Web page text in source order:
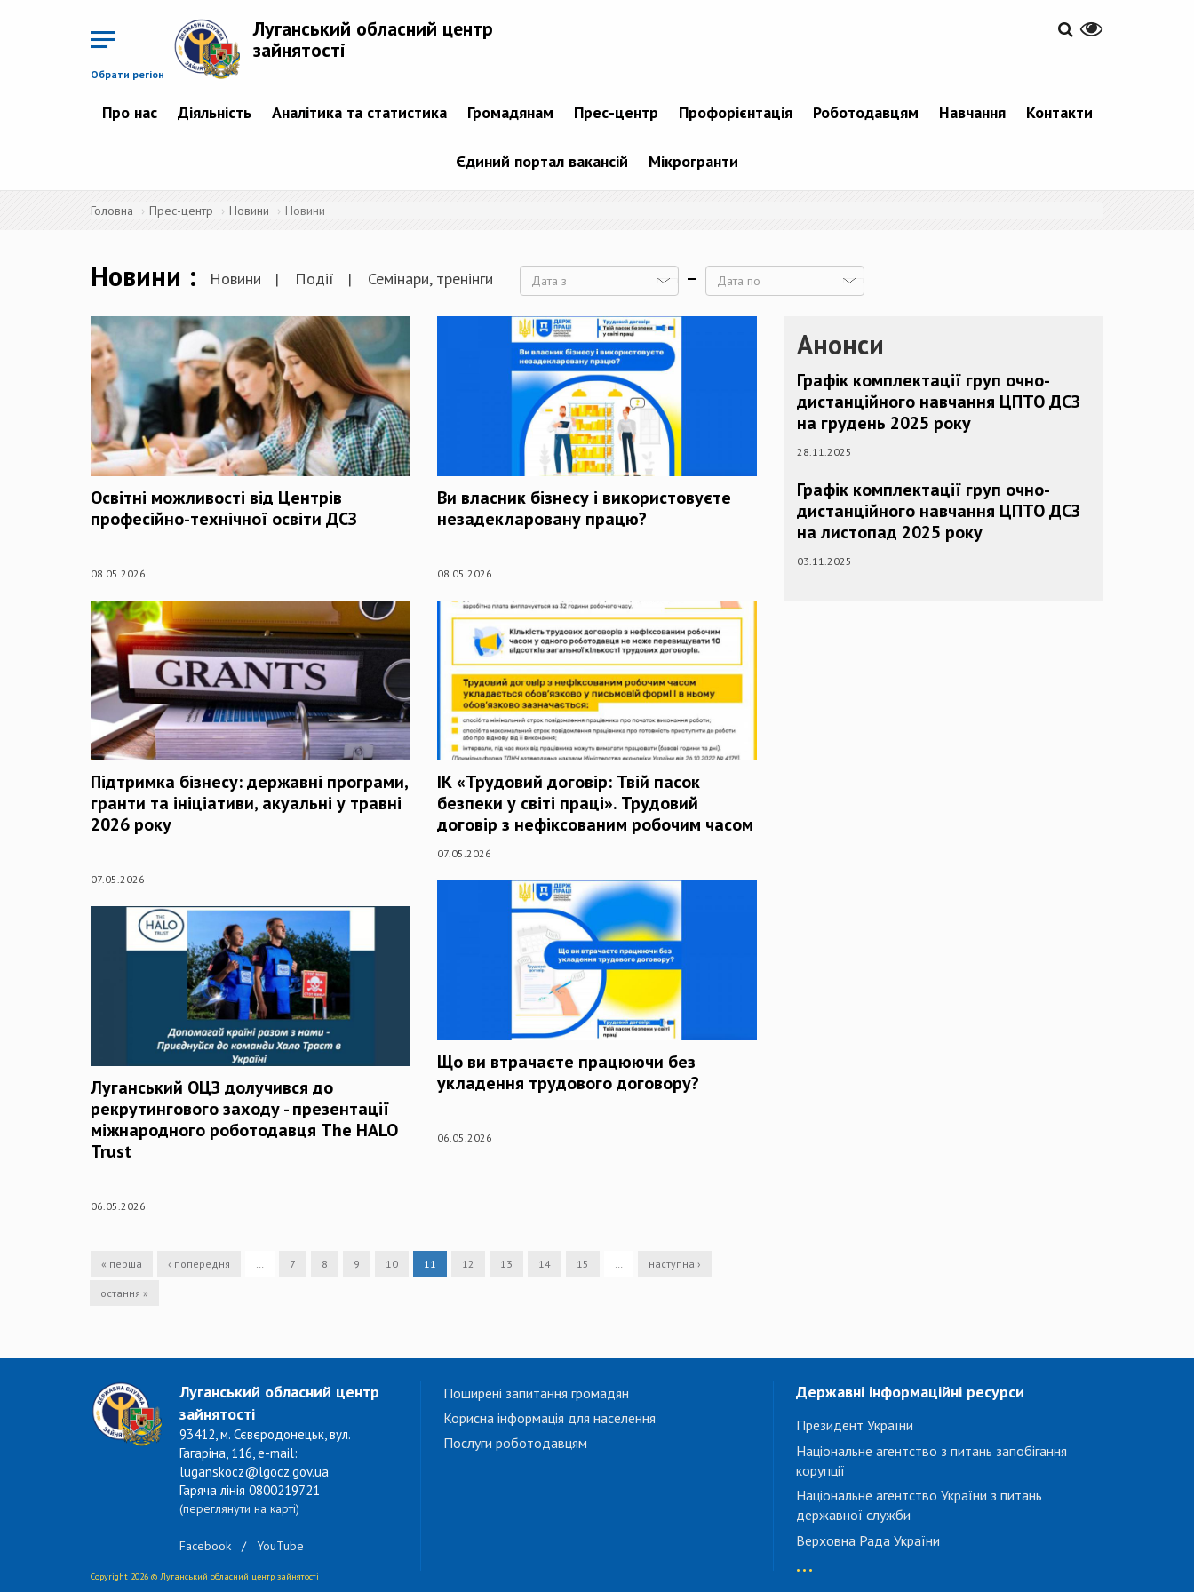
Обрати регіон
Луганський обласний центр
зайнятості
Про нас Діяльність Аналітика та статистика Громадянам Прес-центр Профорієнтація Роботодавцям Навчання Контакти
Єдиний портал вакансій Мікрогранти
Головна Прес-центр Новини Новини
Новини Новини Події Семінари, тренінги
Освітні можливості від Центрів
професійно-технічної освіти ДСЗ
08.05.2026
Підтримка бізнесу: державні програми,
гранти та ініціативи, акуальні у травні
2026 року
07.05.2026
Луганський ОЦЗ долучився до
рекрутингового заходу - презентації
міжнародного роботодавця The HALO
Trust
06.05.2026
Ви власник бізнесу і використовуєте
незадекларовану працю?
08.05.2026
ІК «Трудовий договір: Твій пасок
безпеки у світі праці». Трудовий
договір з нефіксованим робочим часом
07.05.2026
Що ви втрачаєте працюючи без
укладення трудового договору?
06.05.2026
« перша ‹ попередня 7 8 9 10 11 12 13 14 15 наступна ›
остання »
Анонси
Графік комплектації груп очно-
дистанційного навчання ЦПТО ДСЗ
на грудень 2025 року
28.11.2025
Графік комплектації груп очно-
дистанційного навчання ЦПТО ДСЗ
на листопад 2025 року
03.11.2025
Луганський обласний центр
зайнятості
93412, м. Сєвєродонецьк, вул.
Гагаріна, 116, e-mail:
luganskocz@lgocz.gov.ua
Гаряча лінія 0800219721
(переглянути на карті)
Facebook / YouTube
Поширені запитання громадян
Корисна інформація для населення
Послуги роботодавцям
Державні інформаційні ресурси
Президент України
Національне агентство з питань запобігання
корупції
Національне агентство України з питань
державної служби
Верховна Рада України
...
Copyright 2026 © Луганський обласний центр зайнятості